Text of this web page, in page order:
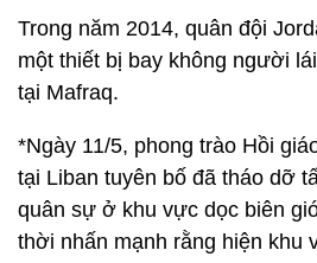
Trong năm 2014, quân đội
một thiết bị bay không người
tại Mafraq.
*Ngày 11/5, phong trào Hồi
tại Liban tuyên bố đã tháo dỡ
quân sự ở khu vực dọc biên
thời nhấn mạnh rằng hiện khu